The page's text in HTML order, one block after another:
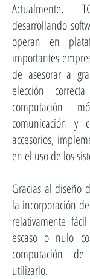
Actualmente,
desarrollando
operan en
importantes
de asesorar a
elección
computación
comunicación y
accesorios,
en el uso de los
Gracias al diseño
la incorporación
relativamente
escaso o nulo
computación
utilizarlo.